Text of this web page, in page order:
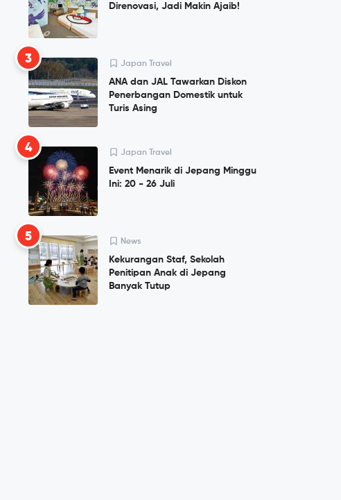
Direnovasi, Jadi Makin Ajaib!
3 Japan Travel
ANA dan JAL Tawarkan Diskon
Penerbangan Domestik untuk
Turis Asing
4 Japan Travel
Event Menarik di Jepang Minggu
Ini: 20 - 26 Juli
5 News
Kekurangan Staf, Sekolah
Penitipan Anak di Jepang
Banyak Tutup